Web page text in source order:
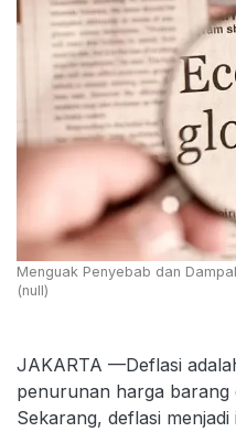
Menguak Penyebab dan
(null)
JAKARTA —Deflasi
penurunan harga barang
Sekarang, deflasi